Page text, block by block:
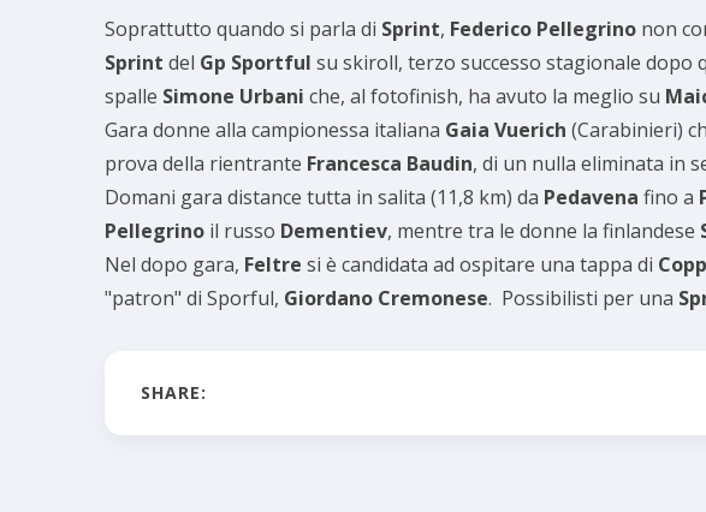
Soprattutto quando si parla di Sprint, Federico Pellegrino non
Sprint del Gp Sportful su skiroll, terzo successo stagionale dopo
spalle Simone Urbani che, al fotofinish, ha avuto la meglio su
Gara donne alla campionessa italiana Gaia Vuerich (Carabinieri)
prova della rientrante Francesca Baudin, di un nulla eliminata in
Domani gara distance tutta in salita (11,8 km) da Pedavena fino a
Pellegrino il russo Dementiev, mentre tra le donne la finlandese
Nel dopo gara, Feltre si è candidata ad ospitare una tappa di
"patron" di Sporful, Giordano Cremonese. Possibilisti per una
SHARE: